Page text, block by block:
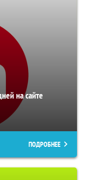
на сайте
ПОДРОБНЕЕ